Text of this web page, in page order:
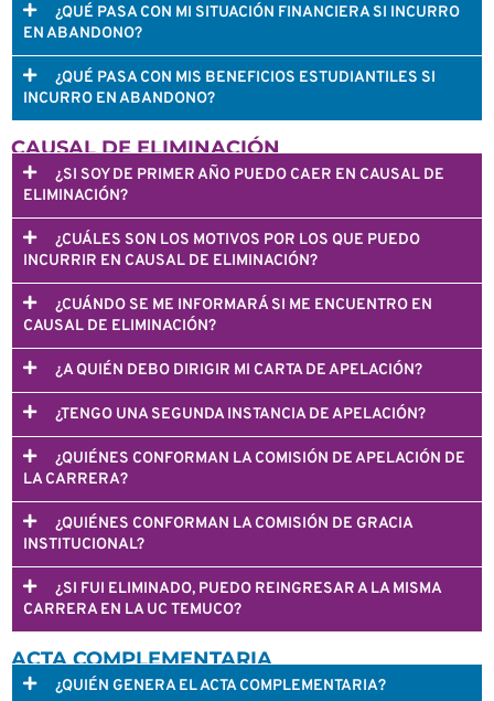
¿QUÉ PASA CON MI SITUACIÓN FINANCIERA SI INCURRO
EN ABANDONO?
¿QUÉ PASA CON MIS BENEFICIOS ESTUDIANTILES SI
INCURRO EN ABANDONO?
CAUSAL DE ELIMINACIÓN
¿SI SOY DE PRIMER AÑO PUEDO CAER EN CAUSAL DE
ELIMINACIÓN?
¿CUÁLES SON LOS MOTIVOS POR LOS QUE PUEDO
INCURRIR EN CAUSAL DE ELIMINACIÓN?
¿CUÁNDO SE ME INFORMARÁ SI ME ENCUENTRO EN
CAUSAL DE ELIMINACIÓN?
¿A QUIÉN DEBO DIRIGIR MI CARTA DE APELACIÓN?
¿TENGO UNA SEGUNDA INSTANCIA DE APELACIÓN?
¿QUIÉNES CONFORMAN LA COMISIÓN DE APELACIÓN DE
LA CARRERA?
¿QUIÉNES CONFORMAN LA COMISIÓN DE GRACIA
INSTITUCIONAL?
¿SI FUI ELIMINADO, PUEDO REINGRESAR A LA MISMA
CARRERA EN LA UC TEMUCO?
ACTA COMPLEMENTARIA
¿QUIÉN GENERA EL ACTA COMPLEMENTARIA?